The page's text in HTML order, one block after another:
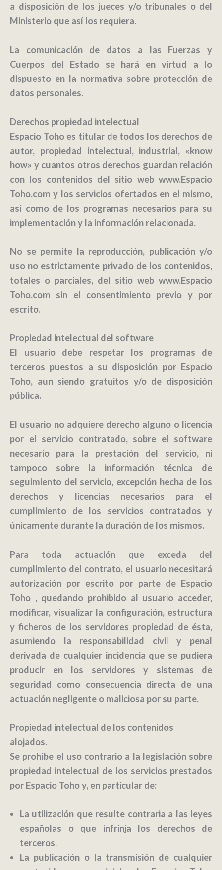
a disposición de los jueces y/o tribunales o del
Ministerio que así los requiera.
La comunicación de datos a las Fuerzas y
Cuerpos del Estado se hará en virtud a lo
dispuesto en la normativa sobre protección de
datos personales.
Derechos propiedad intelectual
Espacio Tohoes titular de todos los derechos de
autor, propiedad intelectual, industrial, «know
how» y cuantos otros derechos guardan relación
con los contenidos del sitio web www.Espacio
Toho.com y los servicios ofertados en el mismo,
así como de los programas necesarios para su
implementación y la información relacionada.
No se permite la reproducción, publicación y/o
uso no estrictamente privado de los contenidos,
totales o parciales, del sitio web www.Espacio
Toho.com sin el consentimiento previo y por
escrito.
Propiedad intelectual del software
El usuario debe respetar los programas de
terceros puestos a su disposición por Espacio
Toho, aun siendo gratuitos y/o de disposición
pública.
El usuario no adquiere derecho alguno o licencia
por el servicio contratado, sobre el software
necesario para la prestación del servicio, ni
tampoco sobre la información técnica de
seguimiento del servicio, excepción hecha de los
derechos y licencias necesarios para el
cumplimiento de los servicios contratados y
únicamente durante la duración de los mismos.
Para toda actuación que exceda del
cumplimiento del contrato, el usuario necesitará
autorización por escrito por parte de Espacio
Toho , quedando prohibido al usuario acceder,
modificar, visualizar la configuración, estructura
y ficheros de los servidores propiedad de ésta,
asumiendo la responsabilidad civil y penal
derivada de cualquier incidencia que se pudiera
producir en los servidores y sistemas de
seguridad como consecuencia directa de una
actuación negligente o maliciosa por su parte.
Propiedad intelectual de los contenidos
alojados.
Se prohíbe el uso contrario a la legislación sobre
propiedad intelectual de los servicios prestados
por Espacio Toho y, en particular de:
La utilización que resulte contraria a las leyes
españolas o que infrinja los derechos de
terceros.
La publicación o la transmisión de cualquier